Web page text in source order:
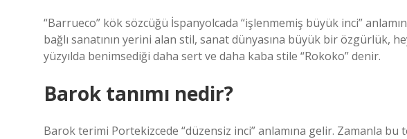
“Barrueco” kök sözcüğü İspanyolcada “işlenmemiş büyük inci”
bağlı sanatının yerini alan stil, sanat dünyasına büyük bir özgürlük,
yüzyılda benimsediği daha sert ve daha kaba stile “Rokoko” denir.
Barok tanımı nedir?
Barok terimi Portekizcede “düzensiz inci” anlamına gelir. Zamanla bu